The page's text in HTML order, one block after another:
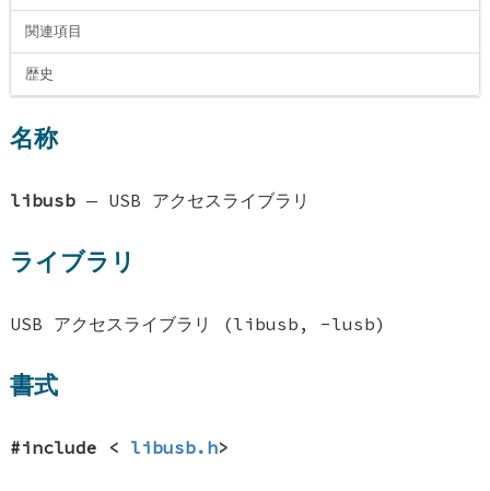
関連項目
歴史
名称
libusb — USB アクセスライブラリ
ライブラリ
USB アクセスライブラリ (libusb, -lusb)
書式
#include < libusb.h>